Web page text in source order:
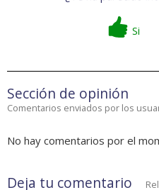
Si
Sección de opinión
Comentarios enviados por los
No hay comentarios por el
Deja tu comentario